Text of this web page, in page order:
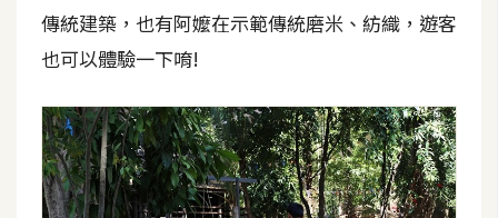
作
提
案
傳統建築，也有阿嬤在示範傳統磨米、紡織，遊客
也可以體驗一下唷!